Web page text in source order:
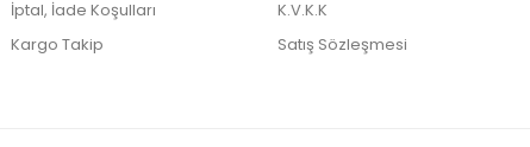
İptal, İade Koşulları
Kargo Takip
K.V.K.K
Satış Sözleşmesi